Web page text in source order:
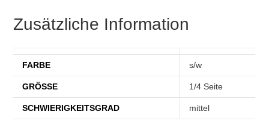
Zusätzliche Information
FARBE s/w
GRÖSSE 1/4 Seite
SCHWIERIGKEITSGRAD mittel